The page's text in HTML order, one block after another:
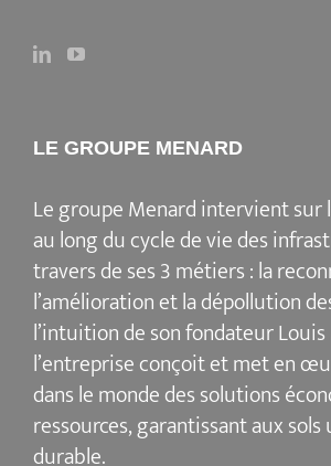
LE GROUPE MENARD
Le groupe Menard intervient sur
au long du cycle de vie des
travers de ses 3 métiers : la
l’amélioration et la dépollution
l’intuition de son fondateur
l’entreprise conçoit et met en
dans le monde des solutions
ressources, garantissant aux
durable.